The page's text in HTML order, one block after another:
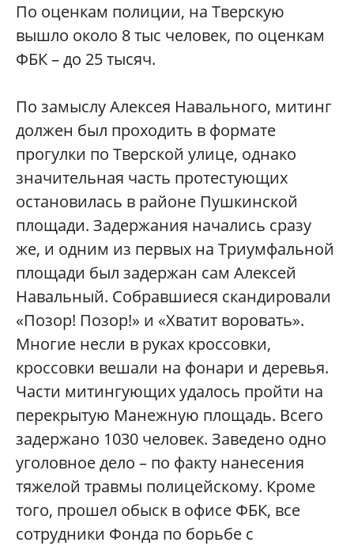
По оценкам полиции, на Тверскую
вышло около 8 тыс человек, по оценкам
ФБК – до 25 тысяч.
По замыслу Алексея Навального, митинг
должен был проходить в формате
прогулки по Тверской улице, однако
значительная часть протестующих
остановилась в районе Пушкинской
площади. Задержания начались сразу
же, и одним из первых на Триумфальной
площади был задержан сам Алексей
Навальный. Собравшиеся скандировали
«Позор! Позор!» и «Хватит воровать».
Многие несли в руках кроссовки,
кроссовки вешали на фонари и деревья.
Части митингующих удалось пройти на
перекрытую Манежную площадь. Всего
задержано 1030 человек. Заведено одно
уголовное дело – по факту нанесения
тяжелой травмы полицейскому. Кроме
того, прошел обыск в офисе ФБК, все
сотрудники Фонда по борьбе с